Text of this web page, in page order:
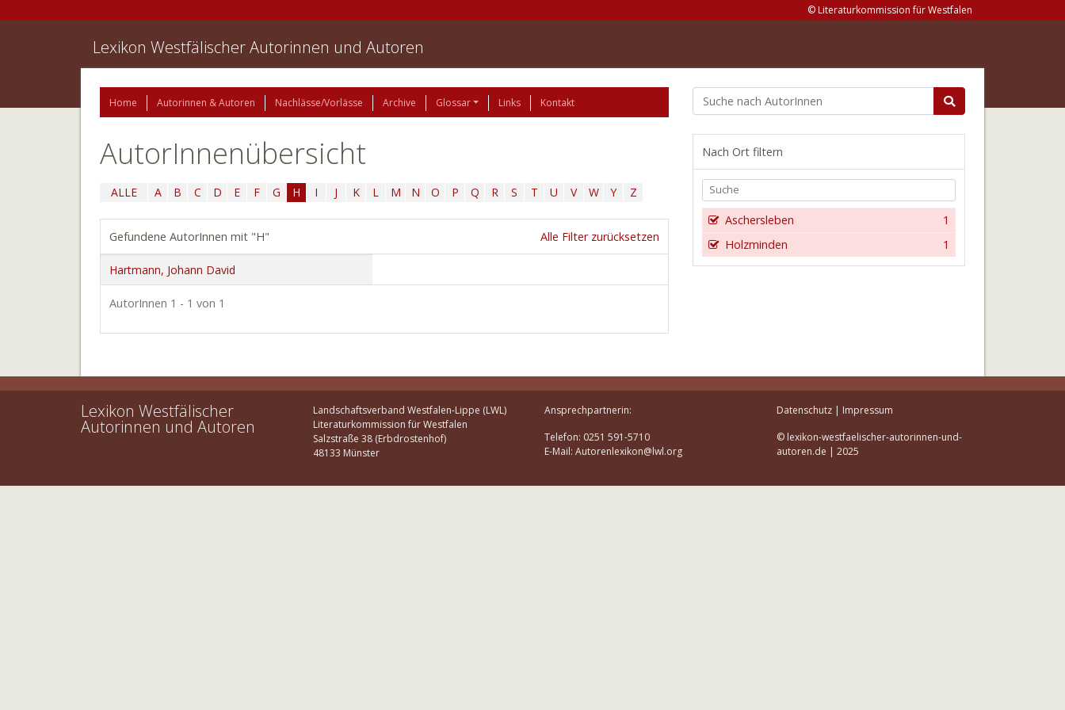
© Literaturkommission für Westfalen
Lexikon Westfälischer Autorinnen und Autoren
Home Autorinnen & Autoren Nachlässe/Vorlässe Archive Glossar Links Kontakt
AutorInnenübersicht
ALLE A B C D E F G H I J K L M N O P Q R S T U V W Y Z
Alle Filter zurücksetzen
Gefundene AutorInnen mit "H"
Hartmann, Johann David
AutorInnen 1 - 1 von 1
Nach Ort filtern
1
Aschersleben
1
Holzminden
Lexikon Westfälischer
Autorinnen und Autoren
Landschaftsverband Westfalen-Lippe (LWL)
Literaturkommission für Westfalen
Salzstraße 38 (Erbdrostenhof)
48133 Münster
Ansprechpartnerin:
Telefon: 0251 591-5710
E-Mail: Autorenlexikon@lwl.org
Datenschutz| Impressum
© lexikon-westfaelischer-autorinnen-und-
autoren.de | 2025